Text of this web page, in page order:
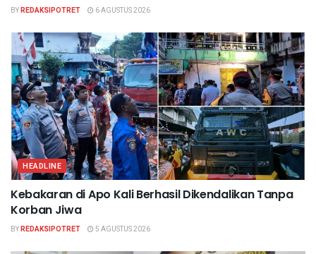
BYREDAKSIPOTRET 6 AGUSTUS 2026
HEADLINE
Kebakaran di Apo Kali Berhasil Dikendalikan Tanpa
Korban Jiwa
BYREDAKSIPOTRET 5 AGUSTUS 2026